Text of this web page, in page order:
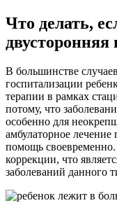
Что делать,
В большинстве
госпитализации
терапии в рамках
потому, что
особенно для
амбулаторное лечение
помощь своевременно.
коррекции, что
заболеваний данного